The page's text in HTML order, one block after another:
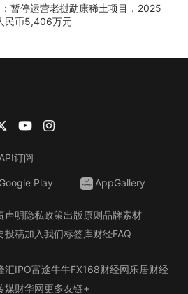
暂停运营老挝勐康稀土项目，2025
民币5,406万元
API订阅
Google Play AppGallery
声明隐私政策出版原则品牌素材
投稿加入我们标签库财经FAQ
汇IPO富途牛牛FX168财经网乐居财经
媒财华网更多友链+